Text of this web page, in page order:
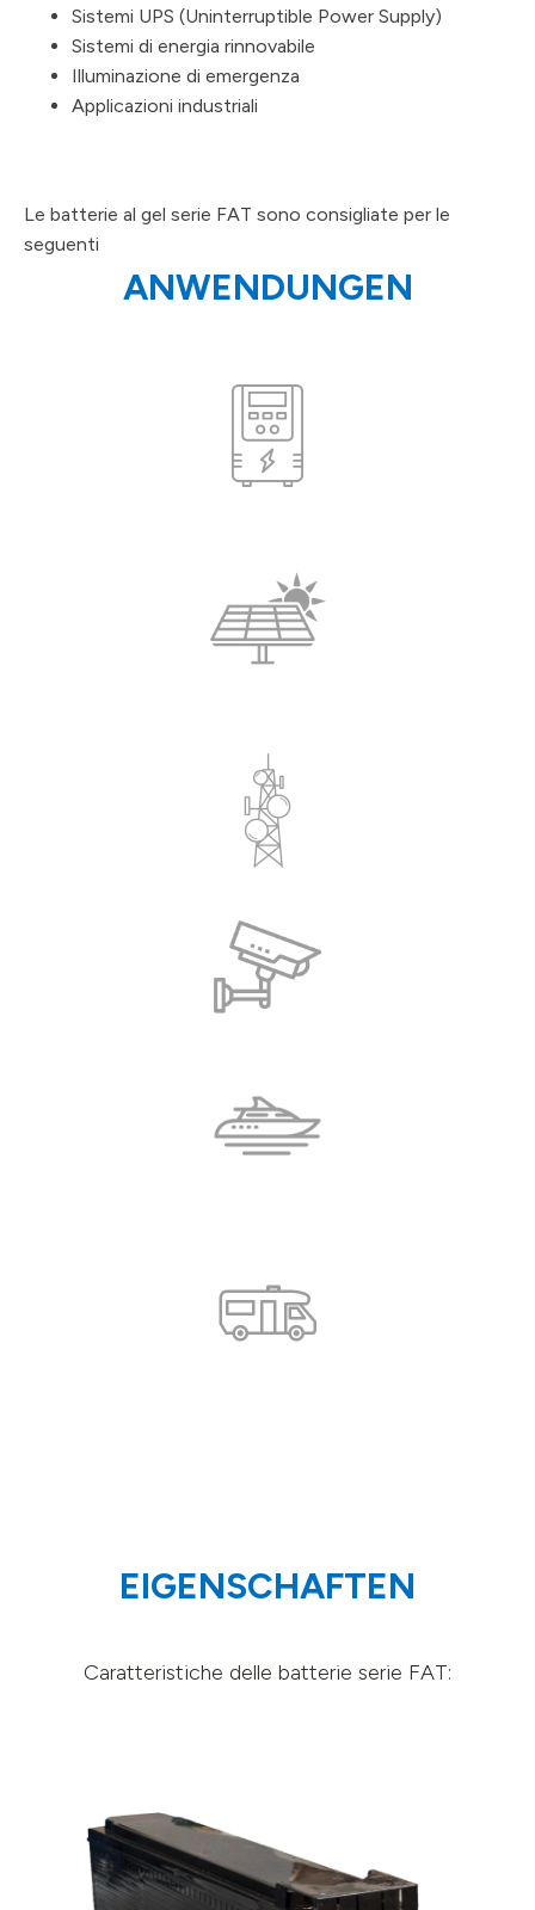
Sistemi UPS (Uninterruptible Power Supply)
Sistemi di energia rinnovabile
Illuminazione di emergenza
Applicazioni industriali
Le batterie al gel serie FAT sono consigliate per le
seguenti
ANWENDUNGEN
EIGENSCHAFTEN
Caratteristiche delle batterie serie FAT: